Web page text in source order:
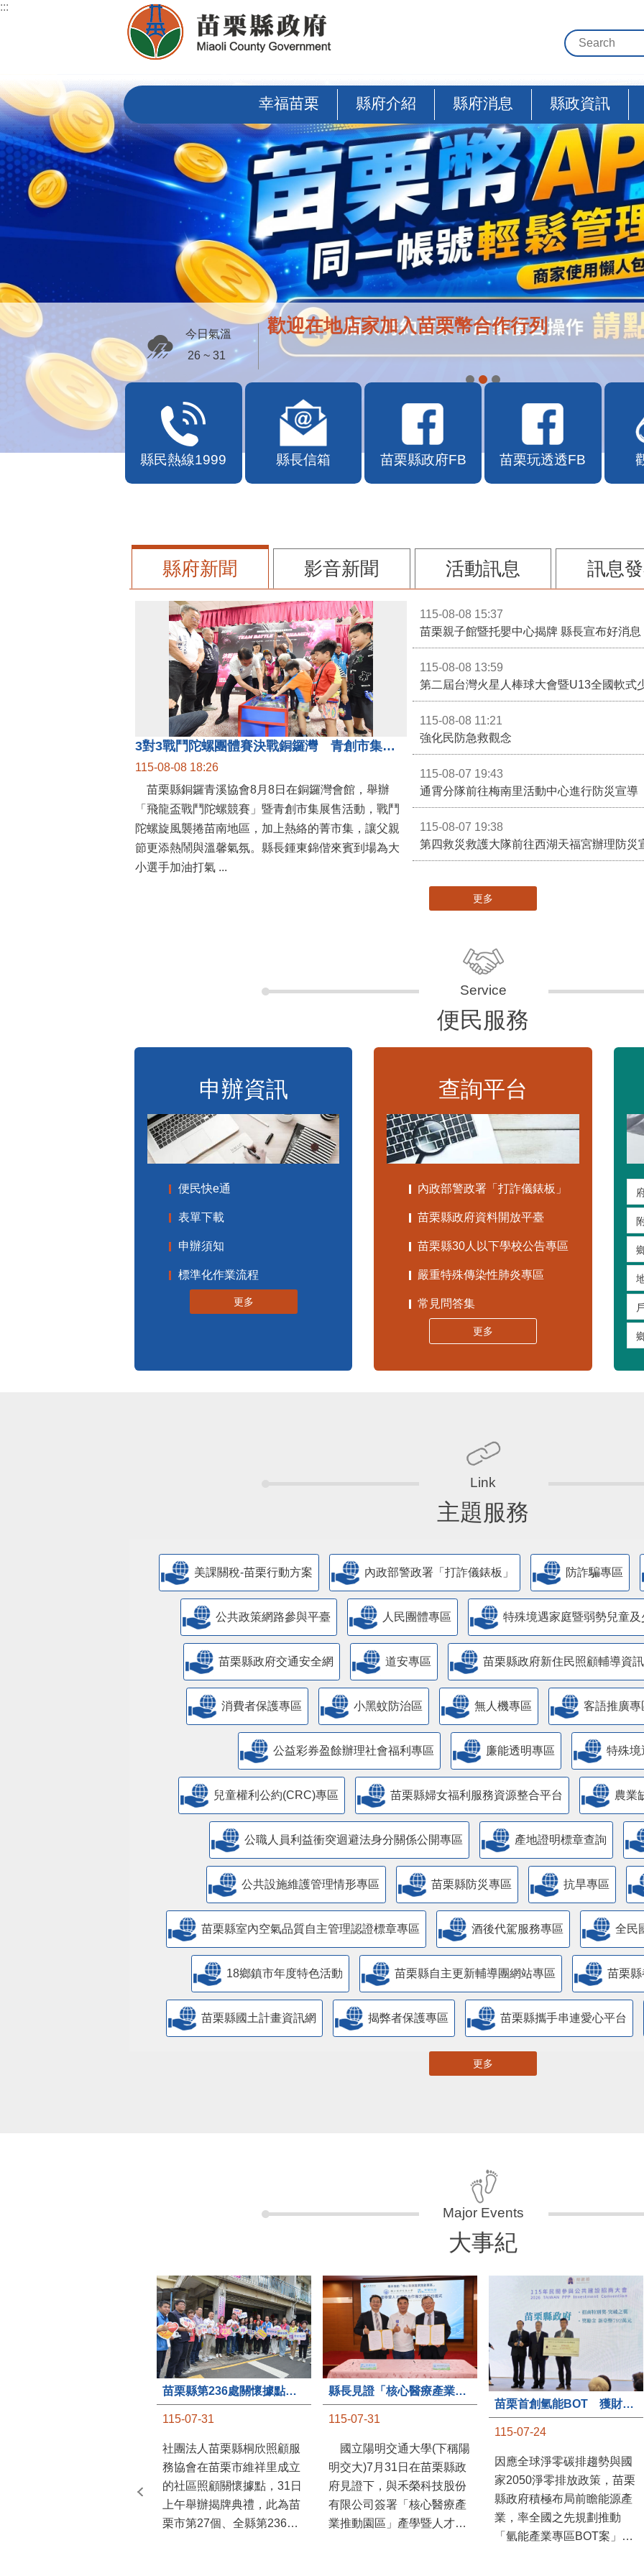
跳到主要內容區塊
:::
幸福苗栗 縣府介紹 縣府消息 縣政資訊
歡迎在地店家加入苗栗幣合作行列
今日氣溫
26 ~ 31
縣民熱線1999 縣長信箱 苗栗縣政府FB 苗栗玩透透FB
縣府新聞 影音新聞 活動訊息 訊息
3對3戰鬥陀螺團體賽決戰銅鑼灣 青創市集展售為父親節增添繽紛
115-08-08 18:26
苗栗縣銅鑼青溪協會8月8日在銅鑼灣會館，舉辦
「飛龍盃戰鬥陀螺競賽」暨青創市集展售活動，戰鬥
陀螺旋風襲捲苗南地區，加上熱絡的菁市集，讓父親
節更添熱鬧與溫馨氣氛。縣長鍾東錦偕來賓到場為大
小選手加油打氣 ...
115-08-08 15:37
苗栗親子館暨托嬰中心揭牌 縣長宣布好消
115-08-08 13:59
第二屆台灣火星人棒球大會暨U13全國軟式
115-08-08 11:21
強化民防急救觀念
115-08-07 19:43
通霄分隊前往梅南里活動中心進行防災宣導
115-08-07 19:38
第四救災救護大隊前往西湖天福宮辦理防災
更多
便民服務
申辦資訊
便民快e通
表單下載
申辦須知
標準化作業流程
更多
查詢平台
內政部警政署「打詐儀錶板」
苗栗縣政府資料開放平臺
苗栗縣30人以下學校公告專區
嚴重特殊傳染性肺炎專區
常見問答集
更多
主題服務
美課關稅-苗栗行動方案 內政部警政署「打詐儀錶板」 防詐騙專區
公共政策網路參與平臺 人民團體專區 特殊境遇家庭暨弱勢兒童
苗栗縣政府交通安全網 道安專區 苗栗縣政府新住民照顧輔導資
消費者保護專區 小黑蚊防治區 無人機專區 客語推廣專
公益彩券盈餘辦理社會福利專區 廉能透明專區 特殊境
兒童權利公約(CRC)專區 苗栗縣婦女福利服務資源整合平台 農業
公職人員利益衝突迴避法身分關係公開專區 產地證明標章查詢
​公共設施維護管理情形專區 苗栗縣防災專區 抗旱專區
苗栗縣室內空氣品質自主管理認證標章專區 酒後代駕服務專區 全民
18鄉鎮市年度特色活動 苗栗縣自主更新輔導團網站專區 苗栗
苗栗縣國土計畫資訊網 揭弊者保護專區 苗栗縣攜手串連愛心平台
更多
大事紀
苗栗縣第236處關懷據點在苗栗市維祥里揭牌
115-07-31
社團法人苗栗縣桐欣照顧服
務協會在苗栗市維祥里成立
的社區照顧關懷據點，31日
上午舉辦揭牌典禮，此為苗
栗市第27個、全縣第236處
縣長見證「核心醫療產業推動園區」產學合作簽約儀式
115-07-31
國立陽明交通大學(下稱陽
明交大)7月31日在苗栗縣政
府見證下，與禾榮科技股份
有限公司簽署「核心醫療產
業推動園區」產學暨人才培
苗栗首創氫能BOT 獲財政部「突破之翼」肯定
115-07-24
因應全球淨零碳排趨勢與國
家2050淨零排放政策，苗栗
縣政府積極布局前瞻能源產
業，率全國之先規劃推動
「氫能產業專區BOT案」，